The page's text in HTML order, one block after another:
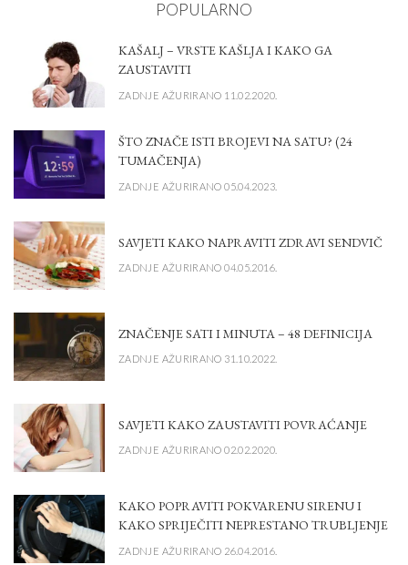
POPULARNO
KAŠALJ – VRSTE KAŠLJA I KAKO GA
ZAUSTAVITI
ZADNJE AŽURIRANO 11.02.2020.
ŠTO ZNAČE ISTI BROJEVI NA SATU? (24
TUMAČENJA)
ZADNJE AŽURIRANO 05.04.2023.
SAVJETI KAKO NAPRAVITI ZDRAVI SENDVIČ
ZADNJE AŽURIRANO 04.05.2016.
ZNAČENJE SATI I MINUTA – 48 DEFINICIJA
ZADNJE AŽURIRANO 31.10.2022.
SAVJETI KAKO ZAUSTAVITI POVRAĆANJE
ZADNJE AŽURIRANO 02.02.2020.
KAKO POPRAVITI POKVARENU SIRENU I
KAKO SPRIJEČITI NEPRESTANO TRUBLJENJE
ZADNJE AŽURIRANO 26.04.2016.